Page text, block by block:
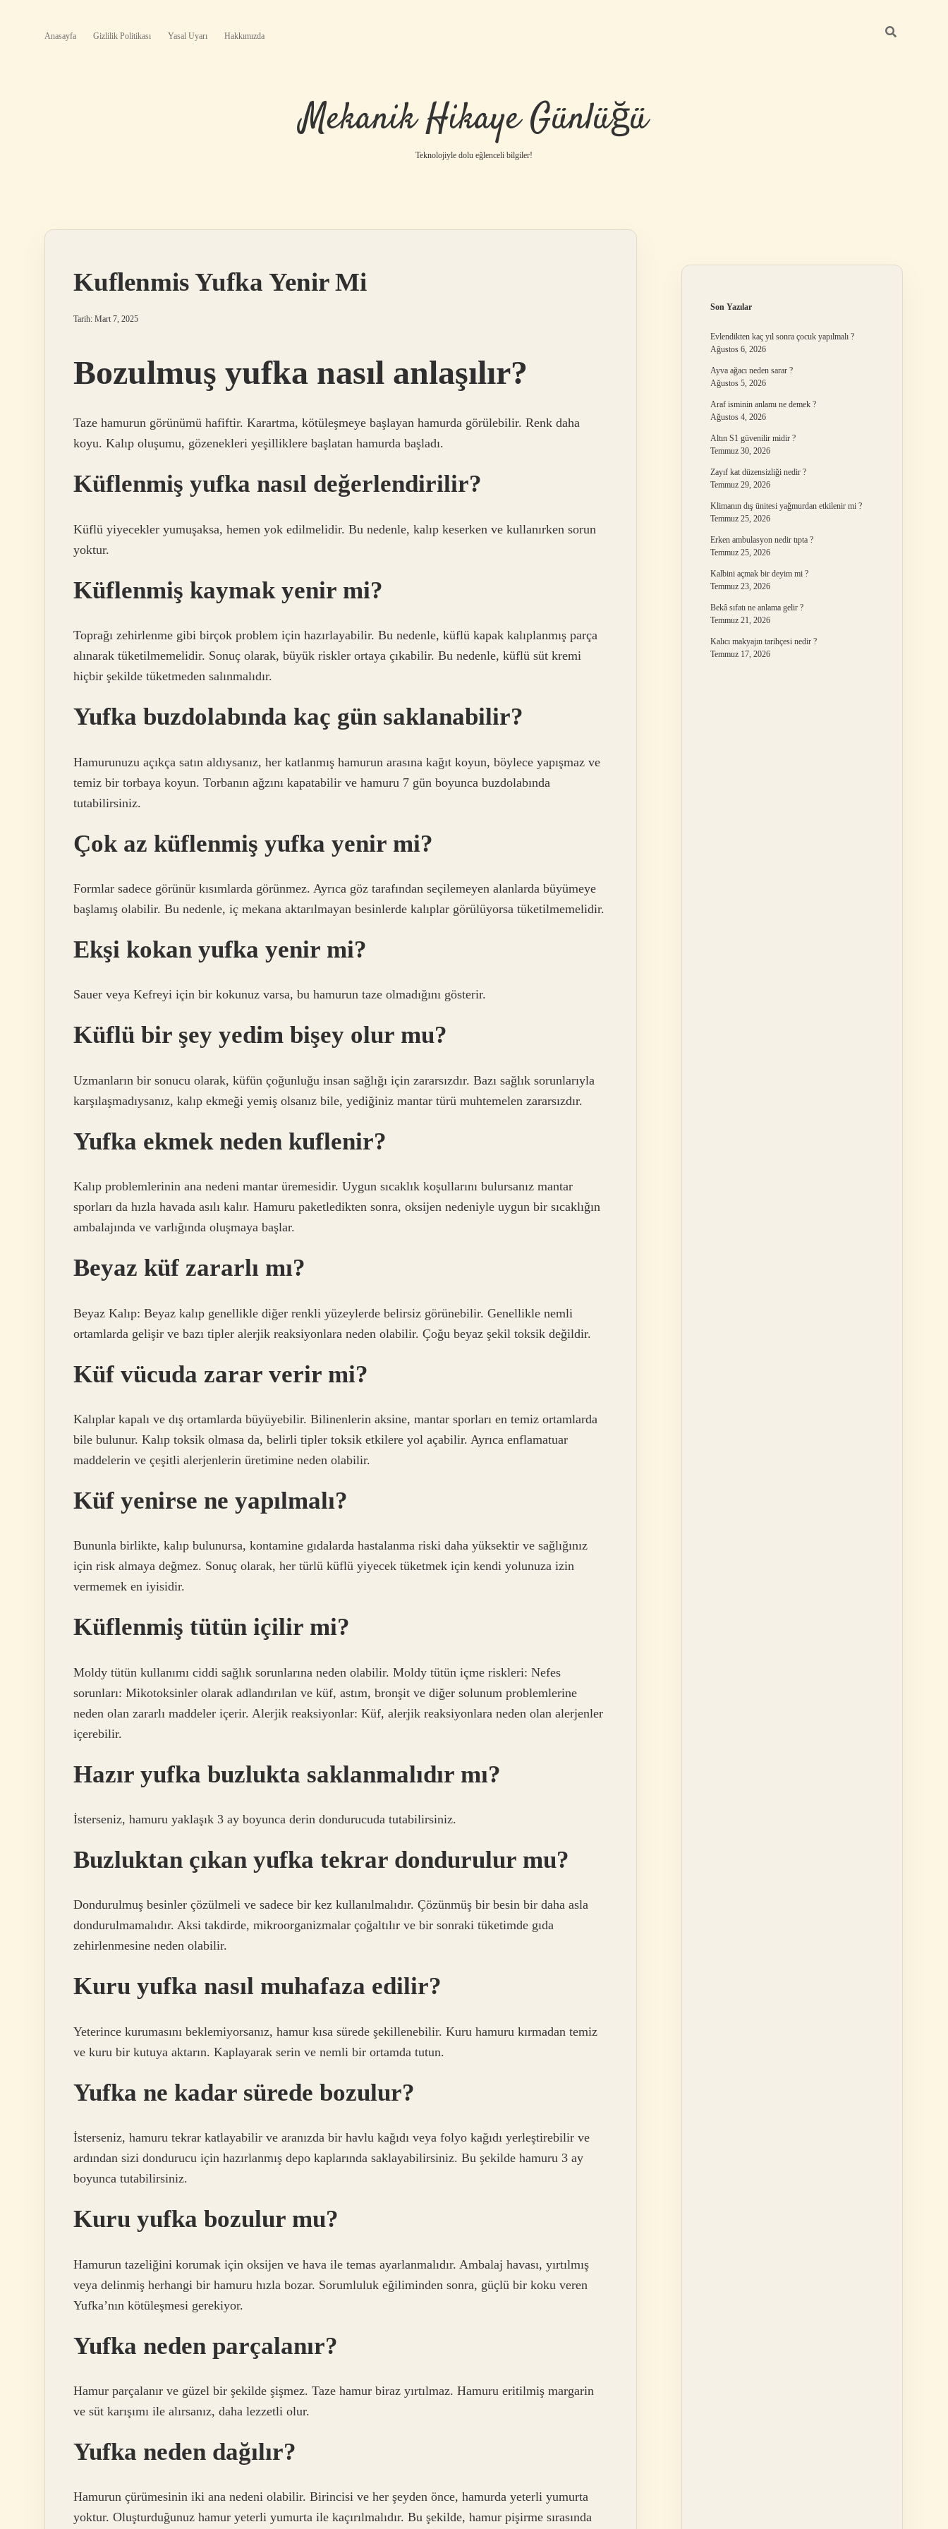
Anasayfa Gizlilik Politikası Yasal Uyarı Hakkımızda
Mekanik Hikaye Günlüğü
Teknolojiyle dolu eğlenceli bilgiler!
Kuflenmis Yufka Yenir Mi
Tarih: Mart 7, 2025
Bozulmuş yufka nasıl anlaşılır?
Taze hamurun görünümü hafiftir. Karartma, kötüleşmeye başlayan hamurda görülebilir. Renk daha
koyu. Kalıp oluşumu, gözenekleri yeşilliklere başlatan hamurda başladı.
Küflenmiş yufka nasıl değerlendirilir?
Küflü yiyecekler yumuşaksa, hemen yok edilmelidir. Bu nedenle, kalıp keserken ve kullanırken sorun
yoktur.
Küflenmiş kaymak yenir mi?
Toprağı zehirlenme gibi birçok problem için hazırlayabilir. Bu nedenle, küflü kapak kalıplanmış parça
alınarak tüketilmemelidir. Sonuç olarak, büyük riskler ortaya çıkabilir. Bu nedenle, küflü süt kremi
hiçbir şekilde tüketmeden salınmalıdır.
Yufka buzdolabında kaç gün saklanabilir?
Hamurunuzu açıkça satın aldıysanız, her katlanmış hamurun arasına kağıt koyun, böylece yapışmaz ve
temiz bir torbaya koyun. Torbanın ağzını kapatabilir ve hamuru 7 gün boyunca buzdolabında
tutabilirsiniz.
Çok az küflenmiş yufka yenir mi?
Formlar sadece görünür kısımlarda görünmez. Ayrıca göz tarafından seçilemeyen alanlarda büyümeye
başlamış olabilir. Bu nedenle, iç mekana aktarılmayan besinlerde kalıplar görülüyorsa tüketilmemelidir.
Ekşi kokan yufka yenir mi?
Sauer veya Kefreyi için bir kokunuz varsa, bu hamurun taze olmadığını gösterir.
Küflü bir şey yedim bişey olur mu?
Uzmanların bir sonucu olarak, küfün çoğunluğu insan sağlığı için zararsızdır. Bazı sağlık sorunlarıyla
karşılaşmadıysanız, kalıp ekmeği yemiş olsanız bile, yediğiniz mantar türü muhtemelen zararsızdır.
Yufka ekmek neden kuflenir?
Kalıp problemlerinin ana nedeni mantar üremesidir. Uygun sıcaklık koşullarını bulursanız mantar
sporları da hızla havada asılı kalır. Hamuru paketledikten sonra, oksijen nedeniyle uygun bir sıcaklığın
ambalajında ​​ve varlığında oluşmaya başlar.
Beyaz küf zararlı mı?
Beyaz Kalıp: Beyaz kalıp genellikle diğer renkli yüzeylerde belirsiz görünebilir. Genellikle nemli
ortamlarda gelişir ve bazı tipler alerjik reaksiyonlara neden olabilir. Çoğu beyaz şekil toksik değildir.
Küf vücuda zarar verir mi?
Kalıplar kapalı ve dış ortamlarda büyüyebilir. Bilinenlerin aksine, mantar sporları en temiz ortamlarda
bile bulunur. Kalıp toksik olmasa da, belirli tipler toksik etkilere yol açabilir. Ayrıca enflamatuar
maddelerin ve çeşitli alerjenlerin üretimine neden olabilir.
Küf yenirse ne yapılmalı?
Bununla birlikte, kalıp bulunursa, kontamine gıdalarda hastalanma riski daha yüksektir ve sağlığınız
için risk almaya değmez. Sonuç olarak, her türlü küflü yiyecek tüketmek için kendi yolunuza izin
vermemek en iyisidir.
Küflenmiş tütün içilir mi?
Moldy tütün kullanımı ciddi sağlık sorunlarına neden olabilir. Moldy tütün içme riskleri: Nefes
sorunları: Mikotoksinler olarak adlandırılan ve küf, astım, bronşit ve diğer solunum problemlerine
neden olan zararlı maddeler içerir. Alerjik reaksiyonlar: Küf, alerjik reaksiyonlara neden olan alerjenler
içerebilir.
Hazır yufka buzlukta saklanmalıdır mı?
İsterseniz, hamuru yaklaşık 3 ay boyunca derin dondurucuda tutabilirsiniz.
Buzluktan çıkan yufka tekrar dondurulur mu?
Dondurulmuş besinler çözülmeli ve sadece bir kez kullanılmalıdır. Çözünmüş bir besin bir daha asla
dondurulmamalıdır. Aksi takdirde, mikroorganizmalar çoğaltılır ve bir sonraki tüketimde gıda
zehirlenmesine neden olabilir.
Kuru yufka nasıl muhafaza edilir?
Yeterince kurumasını beklemiyorsanız, hamur kısa sürede şekillenebilir. Kuru hamuru kırmadan temiz
ve kuru bir kutuya aktarın. Kaplayarak serin ve nemli bir ortamda tutun.
Yufka ne kadar sürede bozulur?
İsterseniz, hamuru tekrar katlayabilir ve aranızda bir havlu kağıdı veya folyo kağıdı yerleştirebilir ve
ardından sizi dondurucu için hazırlanmış depo kaplarında saklayabilirsiniz. Bu şekilde hamuru 3 ay
boyunca tutabilirsiniz.
Kuru yufka bozulur mu?
Hamurun tazeliğini korumak için oksijen ve hava ile temas ayarlanmalıdır. Ambalaj havası, yırtılmış
veya delinmiş herhangi bir hamuru hızla bozar. Sorumluluk eğiliminden sonra, güçlü bir koku veren
Yufka’nın kötüleşmesi gerekiyor.
Yufka neden parçalanır?
Hamur parçalanır ve güzel bir şekilde şişmez. Taze hamur biraz yırtılmaz. Hamuru eritilmiş margarin
ve süt karışımı ile alırsanız, daha lezzetli olur.
Yufka neden dağılır?
Hamurun çürümesinin iki ana nedeni olabilir. Birincisi ve her şeyden önce, hamurda yeterli yumurta
yoktur. Oluşturduğunuz hamur yeterli yumurta ile kaçırılmalıdır. Bu şekilde, hamur pişirme sırasında
Son Yazılar
Evlendikten kaç yıl sonra çocuk yapılmalı ?
Ağustos 6, 2026
Ayva ağacı neden sarar ?
Ağustos 5, 2026
Araf isminin anlamı ne demek ?
Ağustos 4, 2026
Altın S1 güvenilir midir ?
Temmuz 30, 2026
Zayıf kat düzensizliği nedir ?
Temmuz 29, 2026
Klimanın dış ünitesi yağmurdan etkilenir mi ?
Temmuz 25, 2026
Erken ambulasyon nedir tıpta ?
Temmuz 25, 2026
Kalbini açmak bir deyim mi ?
Temmuz 23, 2026
Bekâ sıfatı ne anlama gelir ?
Temmuz 21, 2026
Kalıcı makyajın tarihçesi nedir ?
Temmuz 17, 2026